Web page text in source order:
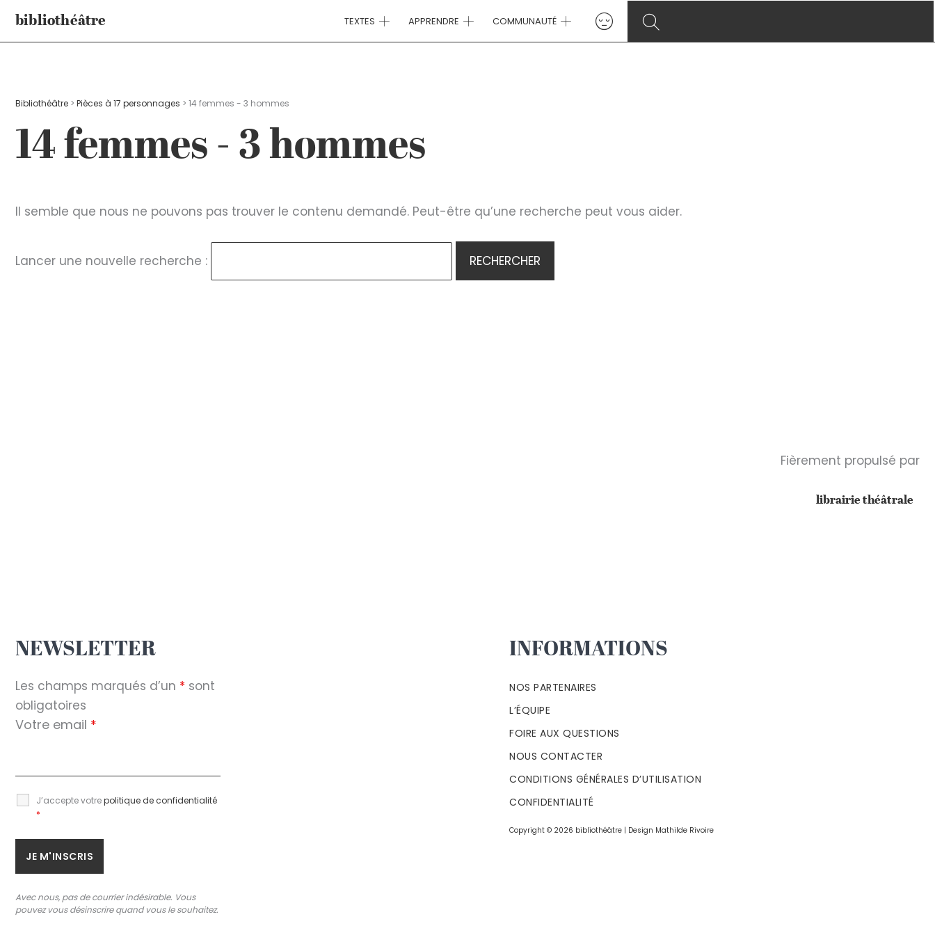
contenu
bibliothéâtre TEXTES APPRENDRE COMMUNAUTÉ
Bibliothéâtre > Pièces à 17 personnages > 14 femmes - 3 hommes
14 femmes - 3 hommes
Il semble que nous ne pouvons pas trouver le contenu demandé. Peut-être qu’une recherche peut vous aider.
Lancer une nouvelle recherche :
Fièrement propulsé par
librairie théâtrale
NEWSLETTER
Les champs marqués d’un * sont
obligatoires
Votre email *
J’accepte votrepolitique de confidentialité
*
Avec nous, pas de courrier indésirable. Vous
pouvez vous désinscrire quand vous le souhaitez.
INFORMATIONS
NOS PARTENAIRES
L’ÉQUIPE
FOIRE AUX QUESTIONS
NOUS CONTACTER
CONDITIONS GÉNÉRALES D’UTILISATION
CONFIDENTIALITÉ
Copyright © 2026 bibliothéâtre | Design Mathilde Rivoire